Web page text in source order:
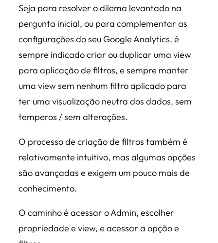
Seja para resolver o dilema levantado na
pergunta inicial, ou para complementar as
configurações do seu Google Analytics, é
sempre indicado criar ou duplicar uma view
para aplicação de filtros, e sempre manter
uma view sem nenhum filtro aplicado para
ter uma visualização neutra dos dados, sem
temperos / sem alterações.
O processo de criação de filtros também é
relativamente intuitivo, mas algumas opções
são avançadas e exigem um pouco mais de
conhecimento.
O caminho é acessar o Admin, escolher
propriedade e view, e acessar a opção e